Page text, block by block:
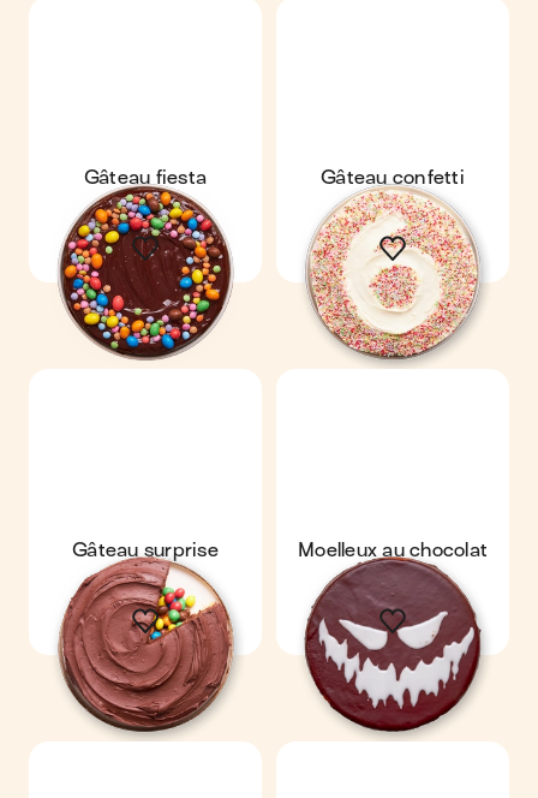
Gâteau fiesta Gâteau confetti
Gâteau surprise
Moelleux au chocolat
terrifiant